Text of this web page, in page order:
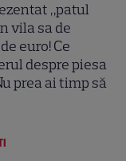
„patul
vila sa de
euro! Ce
despre piesa
prea ai timp să